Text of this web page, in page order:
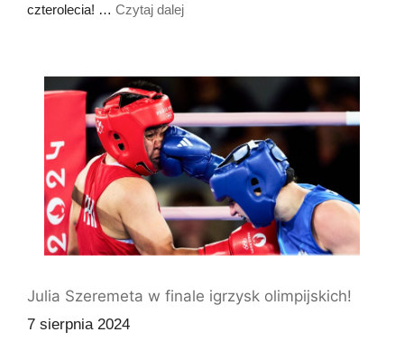
czterolecia! … Czytaj dalej
Julia Szeremeta w finale igrzysk olimpijskich!
7 sierpnia 2024